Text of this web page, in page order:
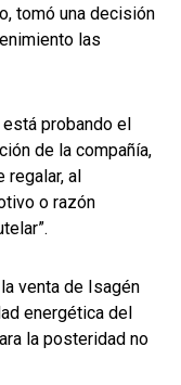
tomó una decisión
las
probando el
de la compañía,
al
o razón
venta de Isagén
energética del
la posteridad no